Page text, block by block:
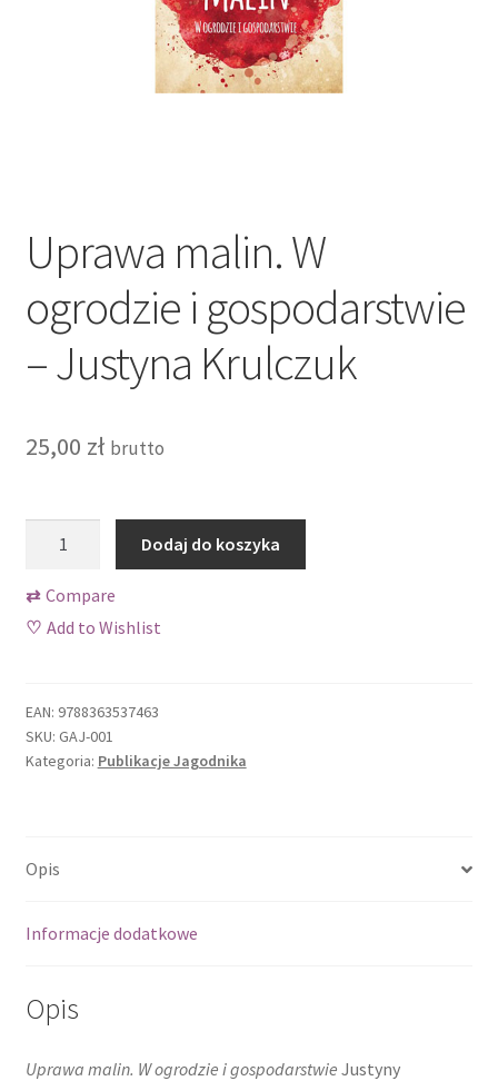
Prenumerata elektroniczna
Prenumerata tradycyjna
Prenumerata tradycyjna
Regulamin
Tylko dla prenumeratorów Jagodnika!
Wishlist
Zamówienie
Uprawa malin. W
ogrodzie i gospodarstwie
– Justyna Krulczuk
25,00 zł brutto
malin.
W
Justyna
Dodaj do koszyka
⇄ Compare
♡ Add to Wishlist
EAN: 9788363537463
SKU: GAJ-001
Kategoria: Publikacje Jagodnika
Opis
Informacje dodatkowe
Opis
Uprawa malin. W ogrodzie i gospodarstwie Justyny